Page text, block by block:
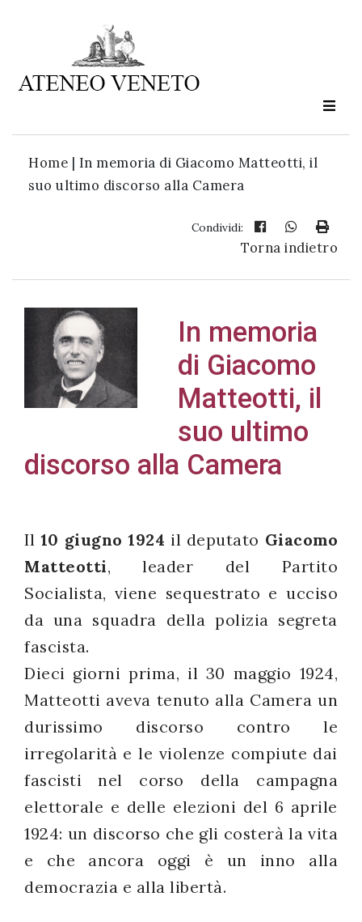
Home | In memoria di Giacomo Matteotti, il
suo ultimo discorso alla Camera
Condividi:
Torna indietro
In memoria
di Giacomo
Matteotti, il
suo ultimo
discorso alla Camera
Il 10 giugno 1924 il deputato Giacomo
Matteotti, leader del Partito
Socialista, viene sequestrato e ucciso
da una squadra della polizia segreta
fascista.
Dieci giorni prima, il 30 maggio 1924,
Matteotti aveva tenuto alla Camera un
durissimo discorso contro le
irregolarità e le violenze compiute dai
fascisti nel corso della campagna
elettorale e delle elezioni del 6 aprile
1924: un discorso che gli costerà la vita
e che ancora oggi è un inno alla
democrazia e alla libertà.
Ateneo
è
cultura
Acconsento
all'uso dei
accordo
con il
decreto
Registrazione
avvenuta con
successo!